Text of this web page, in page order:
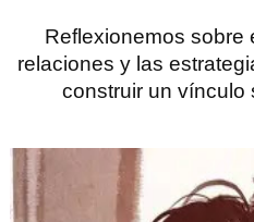
Reflexionemos sobre
relaciones y las
construir un vínculo